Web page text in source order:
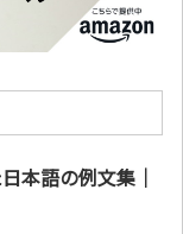
本語の例文集｜